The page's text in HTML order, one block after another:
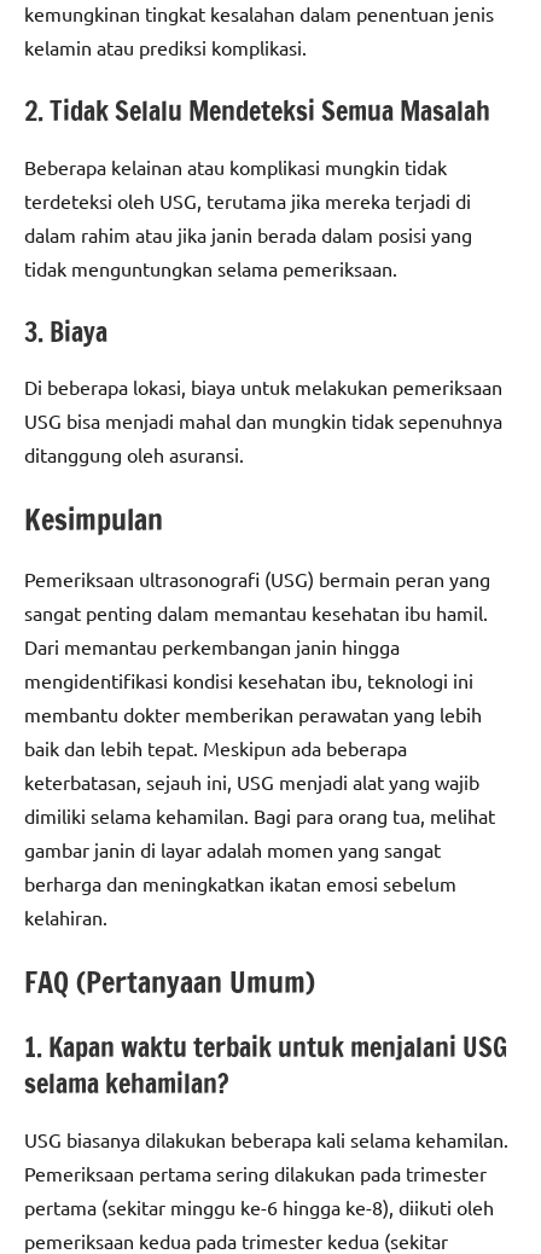
kemungkinan tingkat kesalahan dalam penentuan jenis
kelamin atau prediksi komplikasi.
2. Tidak Selalu Mendeteksi Semua Masalah
Beberapa kelainan atau komplikasi mungkin tidak
terdeteksi oleh USG, terutama jika mereka terjadi di
dalam rahim atau jika janin berada dalam posisi yang
tidak menguntungkan selama pemeriksaan.
3. Biaya
Di beberapa lokasi, biaya untuk melakukan pemeriksaan
USG bisa menjadi mahal dan mungkin tidak sepenuhnya
ditanggung oleh asuransi.
Kesimpulan
Pemeriksaan ultrasonografi (USG) bermain peran yang
sangat penting dalam memantau kesehatan ibu hamil.
Dari memantau perkembangan janin hingga
mengidentifikasi kondisi kesehatan ibu, teknologi ini
membantu dokter memberikan perawatan yang lebih
baik dan lebih tepat. Meskipun ada beberapa
keterbatasan, sejauh ini, USG menjadi alat yang wajib
dimiliki selama kehamilan. Bagi para orang tua, melihat
gambar janin di layar adalah momen yang sangat
berharga dan meningkatkan ikatan emosi sebelum
kelahiran.
FAQ (Pertanyaan Umum)
1. Kapan waktu terbaik untuk menjalani USG
selama kehamilan?
USG biasanya dilakukan beberapa kali selama kehamilan.
Pemeriksaan pertama sering dilakukan pada trimester
pertama (sekitar minggu ke-6 hingga ke-8), diikuti oleh
pemeriksaan kedua pada trimester kedua (sekitar